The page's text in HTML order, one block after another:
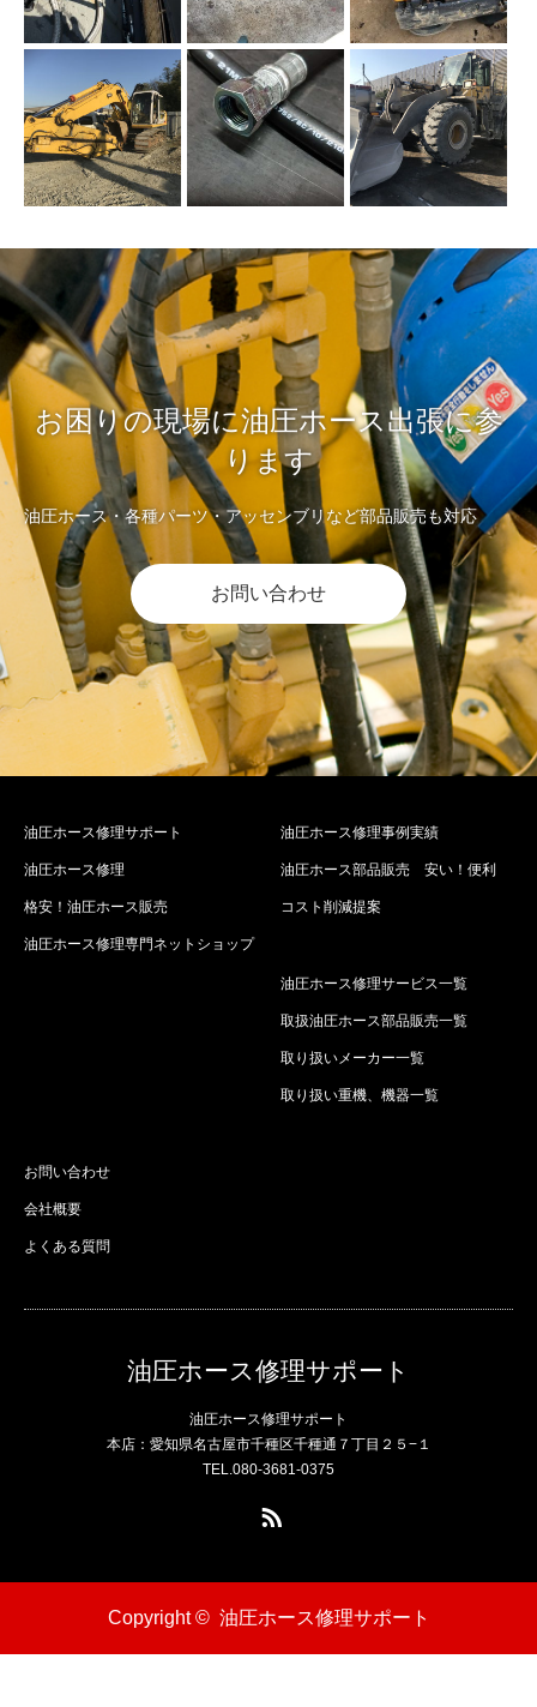
お困りの現場に油圧ホース出張に参
ります
油圧ホース・各種パーツ・アッセンブリなど部品販売も対応
お問い合わせ
油圧ホース修理サポート
油圧ホース修理
格安！油圧ホース販売
油圧ホース修理専門ネットショップ
油圧ホース修理事例実績
油圧ホース部品販売 安い！便利
コスト削減提案
油圧ホース修理サービス一覧
取扱油圧ホース部品販売一覧
取り扱いメーカー一覧
取り扱い重機、機器一覧
お問い合わせ
会社概要
よくある質問
油圧ホース修理サポート
油圧ホース修理サポート
本店：愛知県名古屋市千種区千種通７丁目２５−１
TEL.080-3681-0375
Copyright © 油圧ホース修理サポート